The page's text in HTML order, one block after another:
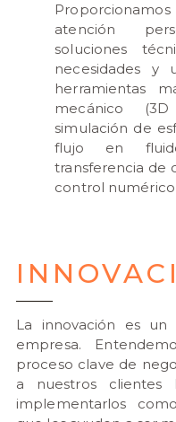
atención
soluciones
necesidades y
herramientas
mecánico
simulación de
flujo en
transferencia de
control numérico
La innovación es
empresa.
proceso clave de
a nuestros clientes
implementarlos